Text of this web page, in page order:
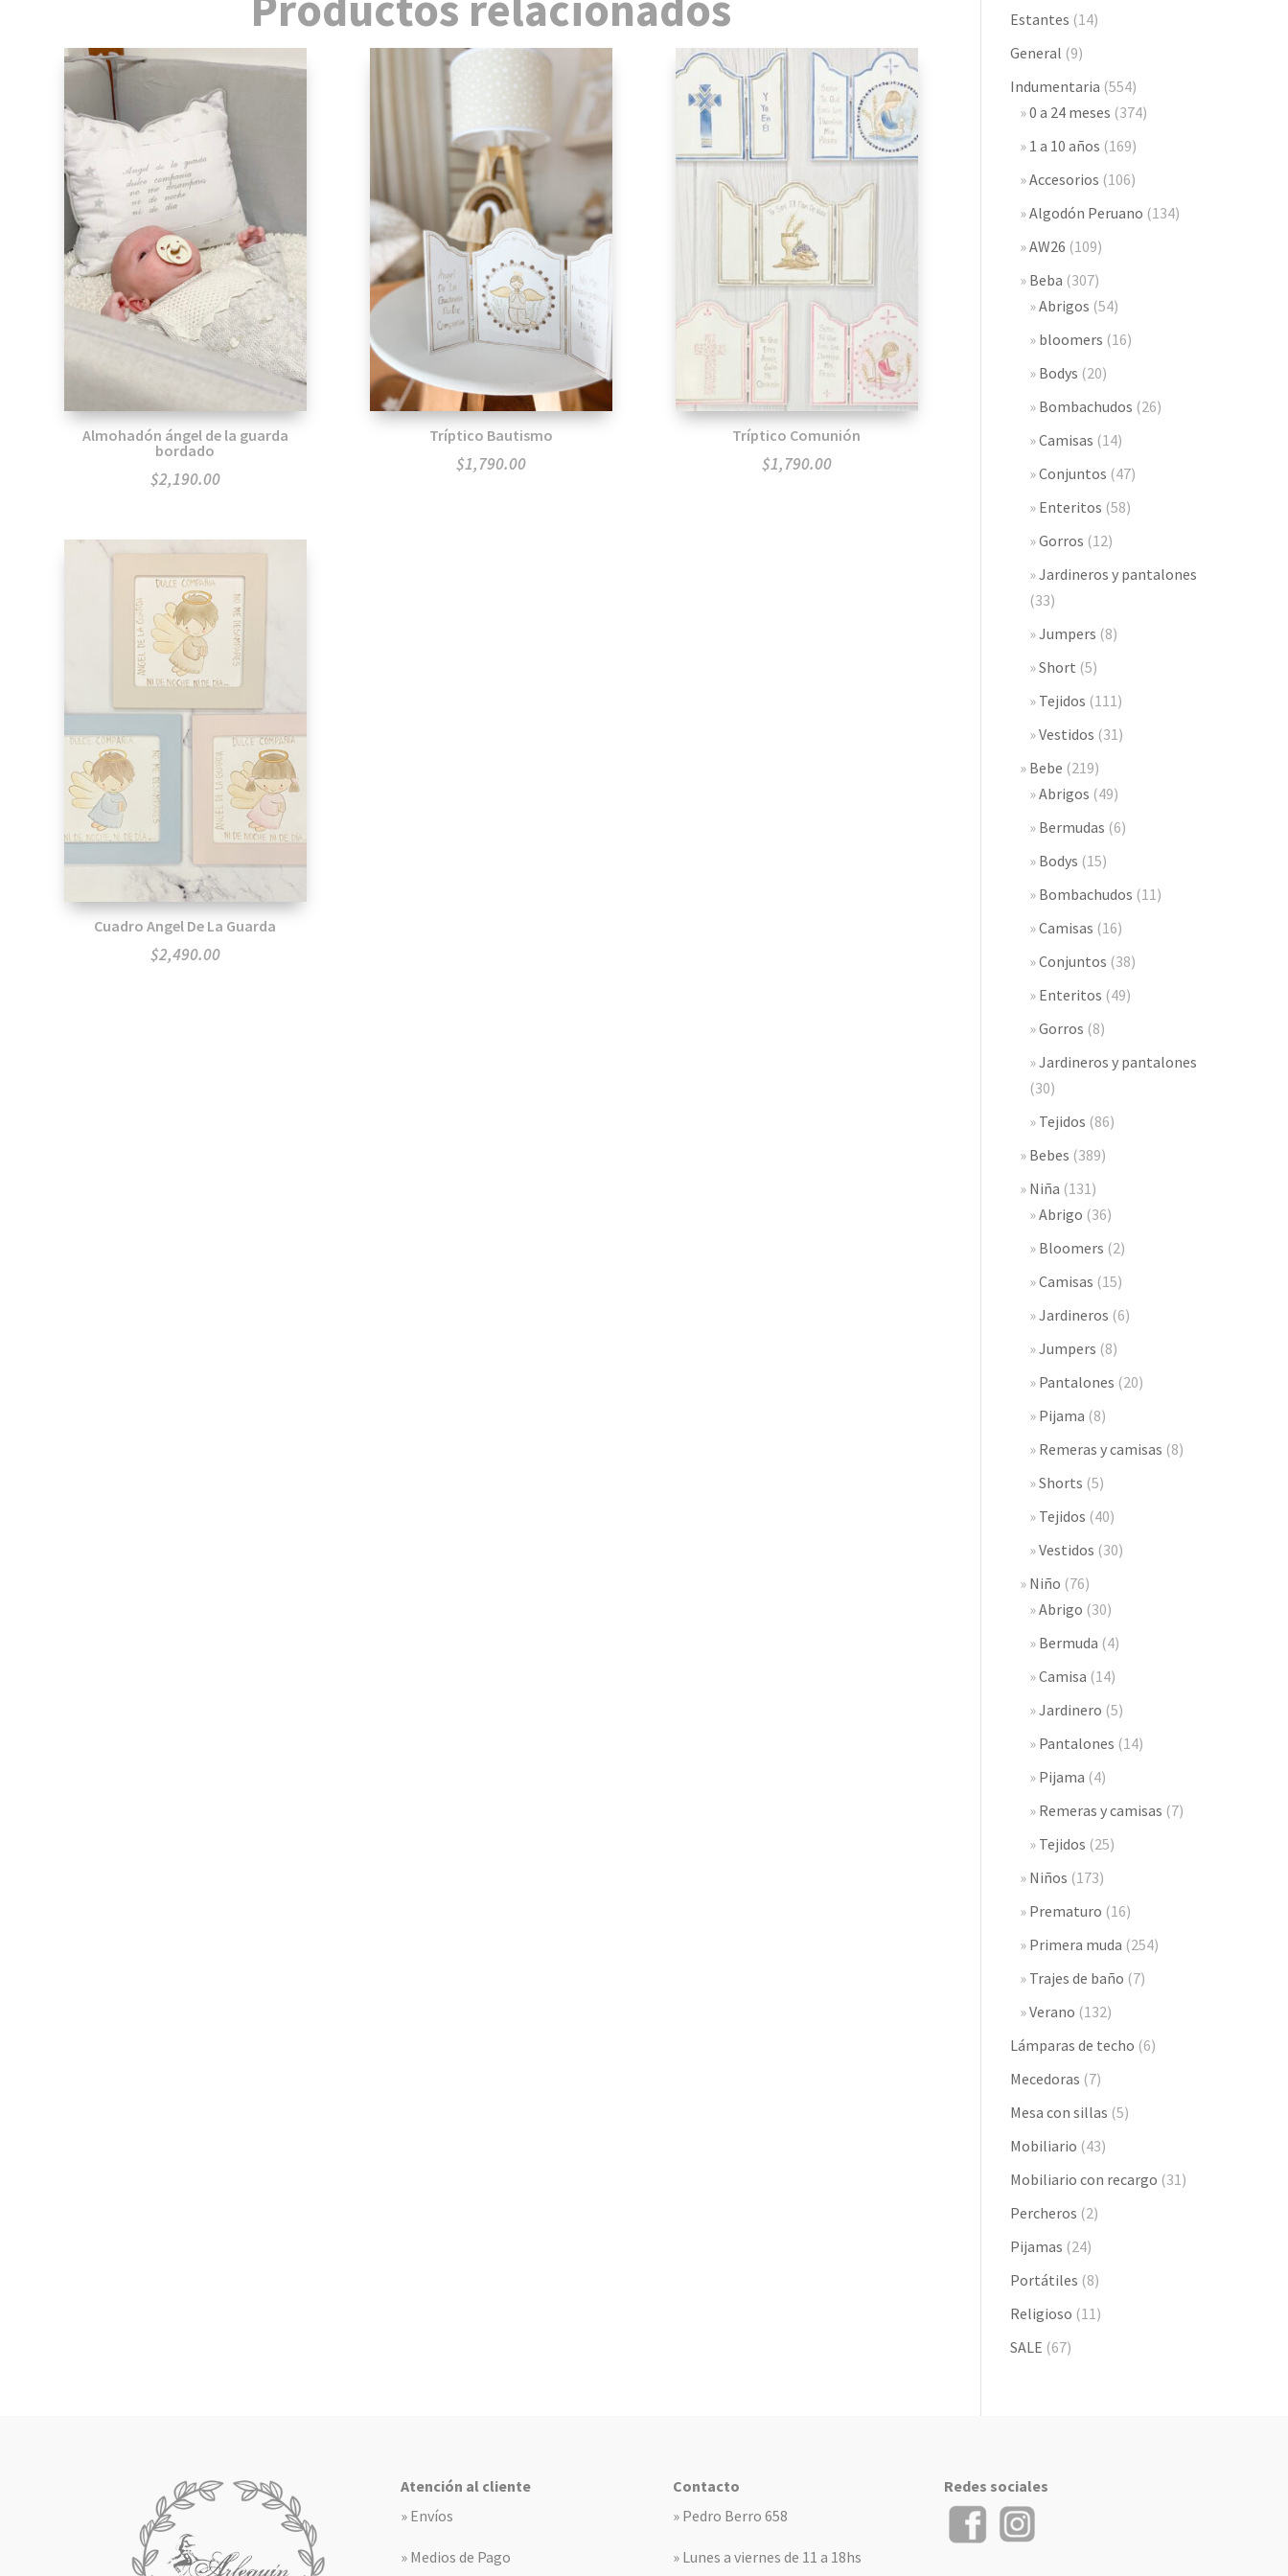
Almohadón ángel de la guarda
bordado
$2,190.00
Tríptico Bautismo
$1,790.00
Tríptico Comunión
$1,790.00
Cuadro Angel De La Guarda
$2,490.00
Estantes (14)
General (9)
Indumentaria (554)
0 a 24 meses (374)
1 a 10 años (169)
Accesorios (106)
Algodón Peruano (134)
AW26 (109)
Beba (307)
Abrigos (54)
bloomers (16)
Bodys (20)
Bombachudos (26)
Camisas (14)
Conjuntos (47)
Enteritos (58)
Gorros (12)
Jardineros y pantalones
(33)
Jumpers (8)
Short (5)
Tejidos (111)
Vestidos (31)
Bebe (219)
Abrigos (49)
Bermudas (6)
Bodys (15)
Bombachudos (11)
Camisas (16)
Conjuntos (38)
Enteritos (49)
Gorros (8)
Jardineros y pantalones
(30)
Tejidos (86)
Bebes (389)
Niña (131)
Abrigo (36)
Bloomers (2)
Camisas (15)
Jardineros (6)
Jumpers (8)
Pantalones (20)
Pijama (8)
Remeras y camisas (8)
Shorts (5)
Tejidos (40)
Vestidos (30)
Niño (76)
Abrigo (30)
Bermuda (4)
Camisa (14)
Jardinero (5)
Pantalones (14)
Pijama (4)
Remeras y camisas (7)
Tejidos (25)
Niños (173)
Prematuro (16)
Primera muda (254)
Trajes de baño (7)
Verano (132)
Lámparas de techo (6)
Mecedoras (7)
Mesa con sillas (5)
Mobiliario (43)
Mobiliario con recargo (31)
Percheros (2)
Pijamas (24)
Portátiles (8)
Religioso (11)
SALE (67)
Atención al cliente
» Envíos
» Medios de Pago
Contacto
» Pedro Berro 658
» Lunes a viernes de 11 a 18hs
Redes sociales